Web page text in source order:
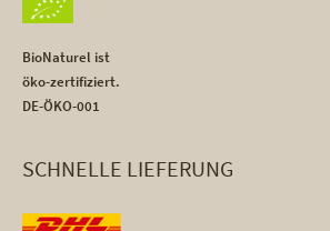
BioNaturel ist
öko-zertifiziert.
DE-ÖKO-001
SCHNELLE LIEFERUNG